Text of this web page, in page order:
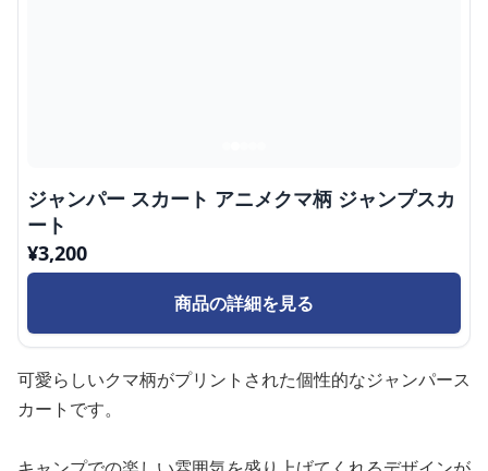
ジャンパー スカート アニメクマ柄 ジャンプスカ
ート
¥3,200
商品の詳細を見る
可愛らしいクマ柄がプリントされた個性的なジャンパース
カートです。